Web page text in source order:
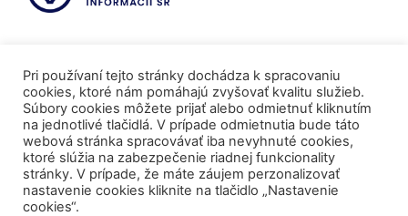
Mediálni partneri
Pri používaní tejto stránky dochádza k spracovaniu
cookies, ktoré nám pomáhajú zvyšovať kvalitu služieb.
Súbory cookies môžete prijať alebo odmietnuť kliknutím
na jednotlivé tlačidlá. V prípade odmietnutia bude táto
webová stránka spracovávať iba nevyhnuté cookies,
ktoré slúžia na zabezpečenie riadnej funkcionality
stránky. V prípade, že máte záujem perzonalizovať
nastavenie cookies kliknite na tlačidlo „Nastavenie
cookies“.